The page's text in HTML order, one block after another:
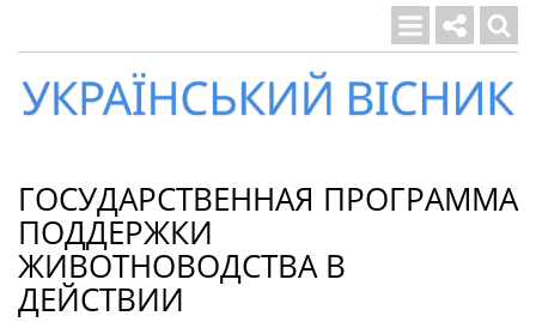
Український
вісник
ГОСУДАРСТВЕННАЯ ПРОГРАММА
ПОДДЕРЖКИ
ЖИВОТНОВОДСТВА В
ДЕЙСТВИИ